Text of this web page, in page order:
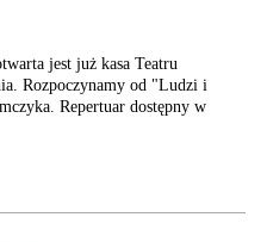
jest już kasa Teatru
Rozpoczynamy od "Ludzi i
Repertuar dostępny w